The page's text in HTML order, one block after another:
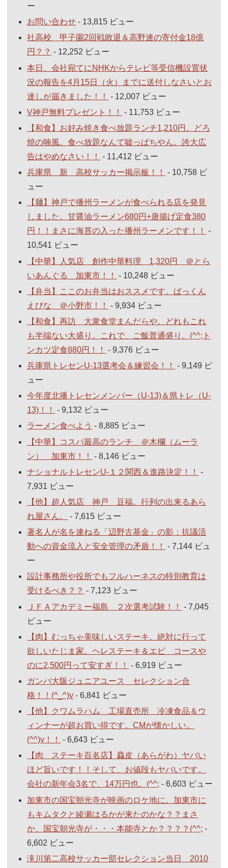
ー
お問い合わせ - 13,815 ビュー
社高校 甲子園2回戦敗退＆高野連の寄付金18億
円？？ - 12,252 ビュー
本日、会社宛てにNHKからテレビ等受信機設置状
況の報告を4月15日（火）までに送付しなさいとお
達しが届きました！！
- 12,007 ビュー
V神戸無料プレゼント！！
- 11,753 ビュー
【和食】お好み焼き食べ放題ランチ1,210円。どろ
焼の喃風。食べ放題なんて嘘っぱちやん。誇大広
告はやめなさい！！
- 11,412 ビュー
兵庫県 新 高校サッカー掲示板！！
- 10,758 ビ
ュー
【麺】神戸で播州ラーメンが食べられる店を発見
しました。甘醤油ラーメン680円+唐揚げ定食380
円！！まさに海苔の入った播州ラーメンです！！
-
10,541 ビュー
【中華】人気店 創作中華料理 1,320円 ＠とら
いあんぐる 加東市！！
- 10,248 ビュー
【弁当】ここのお弁当はおススメです。ぱっくん
えびな ＠小野市！！
- 9,934 ビュー
【和食】再訪 大衆食堂まんだらや。どれもこれ
も半端ない大盛り。これで、ご飯普通盛り。(^^;ト
ンカツ定食880円！！
- 9,376 ビュー
兵庫県トレセンU-13選考会＆練習会！！
- 9,149 ビ
ュー
今年度北播トレセンメンバー（U-13)＆県トレ（U-
13)！！
- 9,132 ビュー
ラーメン食べよう - 8,885 ビュー
【中華】コスパ最高のランチ ＠木欄（ムーラ
ン） 加東市！！
- 8,146 ビュー
ナショナルトレセンU-１２関西＆進路決定！！
-
7,931 ビュー
【他】超人気店 神戸 豆福。行列の出来るあら
れ屋さん。
- 7,615 ビュー
著名人が名を連ねる「辺野古基金」の影：抗議活
動への資金流入と安全管理の矛盾！！
- 7,144 ビュ
ー
設計事務所や役所でもフルハーネスの特別教育は
受けるべき？？ - 7,123 ビュー
ＪＦＡアカデミー福島 ２次選考試験！！
- 7,045
ビュー
【肉】むっちゃ美味しいステーキ。絶対に行って
欲しいたじま家。ヘレステーキ＆エビ コースや
のに2,500円って安すぎ！！
- 6,919 ビュー
ガンバ大阪ジュニアユース セレクション合
格！！(^_^)v - 6,841 ビュー
【他】クワムラハム 工場直売所 冷凍食品＆ウ
ィンナーが超お買い得です。CMが懐かしい。
(^^)v！！
- 6,643 ビュー
【肉 ステーキ百名店】麤皮（あらがわ）ヤバい
ほど旨いです！！そして、お値段もヤバいです。
会社の新年会3名で、14万円也。(^^; - 6,603 ビュー
加東市の国宝朝光寺が映画のロケ地に。加東市に
もキムタクと綾瀬はるかが来たのかな？？まさ
か、国宝朝光寺が・・・本能寺とか？？？？(^^; -
6,602 ビュー
滝川第二高校サッカー部セレクション当日 2010